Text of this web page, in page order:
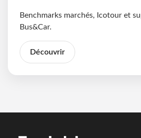
Benchmarks marchés, Icotour et
Bus&Car.
Découvrir